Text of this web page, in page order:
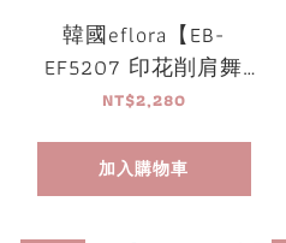
韓國eflora【EB-
EF5207 印花削肩舞
衣】可放胸墊
NT$2,280
加入購物車